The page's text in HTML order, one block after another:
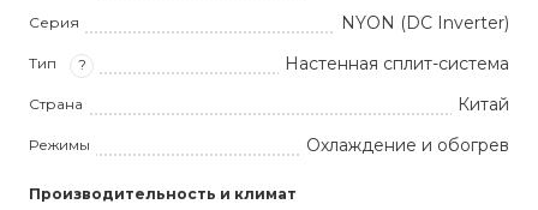
Серия NYON (DC Inverter)
Тип ? Настенная сплит-система
Страна Китай
Режимы Охлаждение и обогрев
Производительность и климат